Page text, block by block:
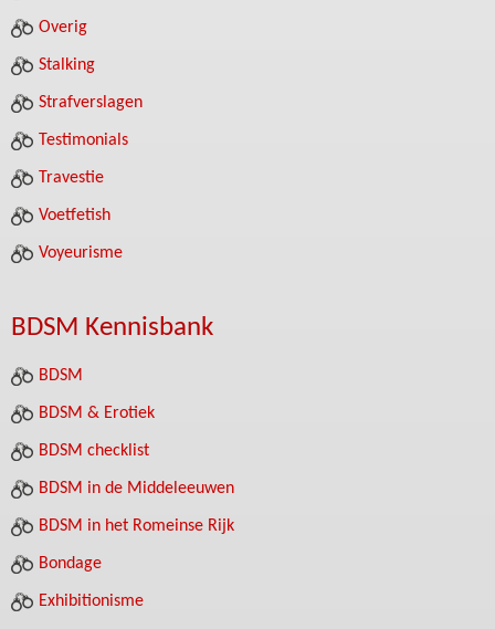
Overig
Stalking
Strafverslagen
Testimonials
Travestie
Voetfetish
Voyeurisme
BDSM Kennisbank
BDSM
BDSM & Erotiek
BDSM checklist
BDSM in de Middeleeuwen
BDSM in het Romeinse Rijk
Bondage
Exhibitionisme